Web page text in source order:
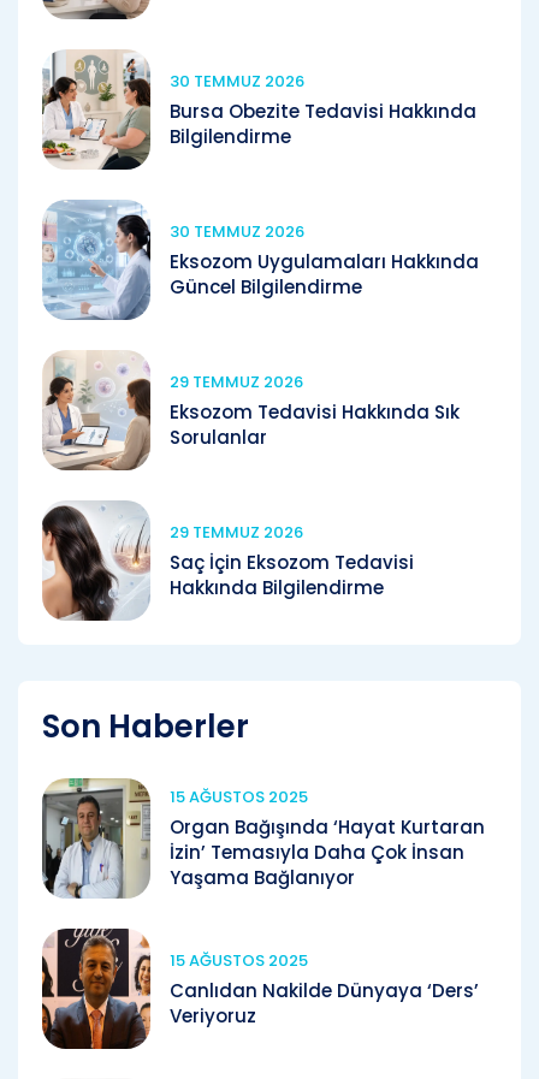
30 TEMMUZ 2026
Bursa Obezite Tedavisi Hakkında
Bilgilendirme
30 TEMMUZ 2026
Eksozom Uygulamaları Hakkında
Güncel Bilgilendirme
29 TEMMUZ 2026
Eksozom Tedavisi Hakkında Sık
Sorulanlar
29 TEMMUZ 2026
Saç İçin Eksozom Tedavisi
Hakkında Bilgilendirme
Son Haberler
15 AĞUSTOS 2025
Organ Bağışında ‘Hayat Kurtaran
İzin’ Temasıyla Daha Çok İnsan
Yaşama Bağlanıyor
15 AĞUSTOS 2025
Canlıdan Nakilde Dünyaya ‘Ders’
Veriyoruz